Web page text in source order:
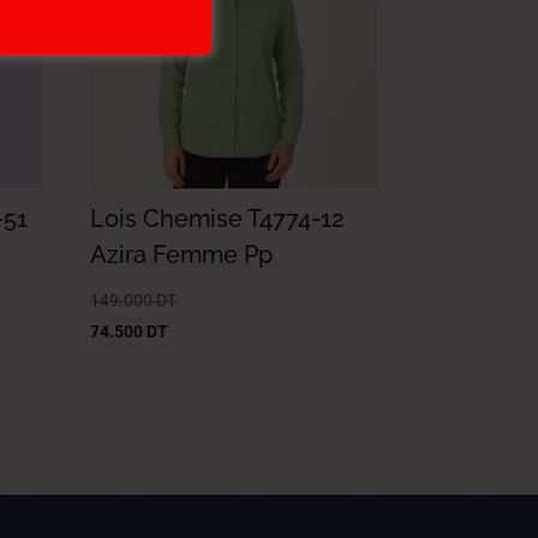
Lois Chemise T4774-12
Azira Femme Pp
149.000 DT
74.500 DT